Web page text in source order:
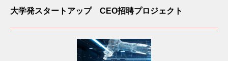
大学発スタートアップ CEO招聘プロジェクト